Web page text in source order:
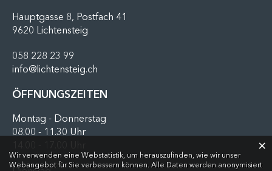
Hauptgasse 8, Postfach 41
9620 Lichtensteig
058 228 23 99
info@lichtensteig.ch
ÖFFNUNGSZEITEN
Montag - Donnerstag
08.00 - 11.30 Uhr
Webstatistik
Wir verwenden eine Webstatistik, um herauszufinden, wie wir unser
Webangebot für Sie verbessern können. Alle Daten werden anonymisiert
×